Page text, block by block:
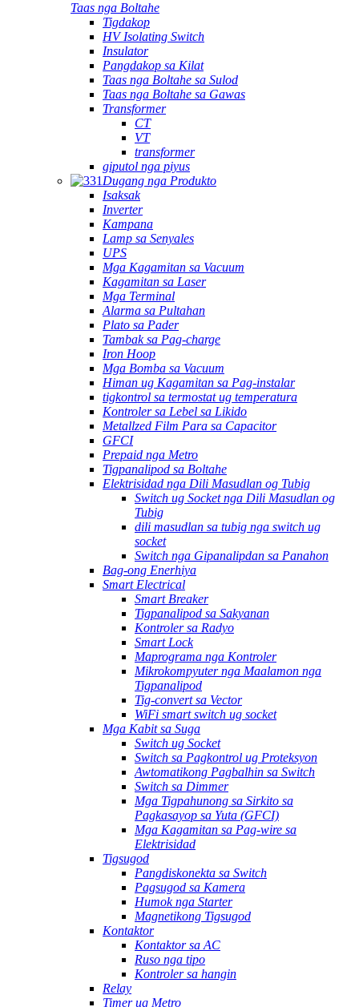
Taas nga Boltahe
Tigdakop
HV Isolating Switch
Insulator
Pangdakop sa Kilat
Taas nga Boltahe sa Sulod
Taas nga Boltahe sa Gawas
Transformer
CT
VT
transformer
giputol nga piyus
Dugang nga Produkto
Isaksak
Inverter
Kampana
Lamp sa Senyales
UPS
Mga Kagamitan sa Vacuum
Kagamitan sa Laser
Mga Terminal
Alarma sa Pultahan
Plato sa Pader
Tambak sa Pag-charge
Iron Hoop
Mga Bomba sa Vacuum
Himan ug Kagamitan sa Pag-instalar
tigkontrol sa termostat ug temperatura
Kontroler sa Lebel sa Likido
Metallzed Film Para sa Capacitor
GFCI
Prepaid nga Metro
Tigpanalipod sa Boltahe
Elektrisidad nga Dili Masudlan og Tubig
Switch ug Socket nga Dili Masudlan og
Tubig
dili masudlan sa tubig nga switch ug
socket
Switch nga Gipanalipdan sa Panahon
Bag-ong Enerhiya
Smart Electrical
Smart Breaker
Tigpanalipod sa Sakyanan
Kontroler sa Radyo
Smart Lock
Maprograma nga Kontroler
Mikrokompyuter nga Maalamon nga
Tigpanalipod
Tig-convert sa Vector
WiFi smart switch ug socket
Mga Kabit sa Suga
Switch ug Socket
Switch sa Pagkontrol ug Proteksyon
Awtomatikong Pagbalhin sa Switch
Switch sa Dimmer
Mga Tigpahunong sa Sirkito sa
Pagkasayop sa Yuta (GFCI)
Mga Kagamitan sa Pag-wire sa
Elektrisidad
Tigsugod
Pangdiskonekta sa Switch
Pagsugod sa Kamera
Humok nga Starter
Magnetikong Tigsugod
Kontaktor
Kontaktor sa AC
Ruso nga tipo
Kontroler sa hangin
Relay
Timer ug Metro